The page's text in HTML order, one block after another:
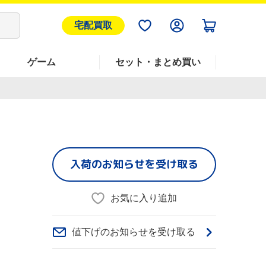
宅配買取
ゲーム セット・まとめ買い
入荷のお知らせを受け取る
お気に入り追加
値下げのお知らせを受け取る